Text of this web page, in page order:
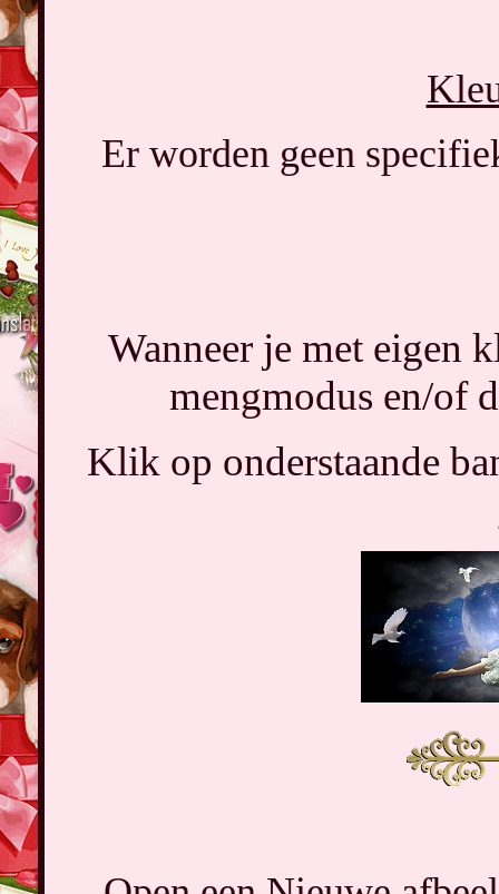
Er worden geen
Wanneer je met eigen
mengmodus en/of
Klik op onderstaande